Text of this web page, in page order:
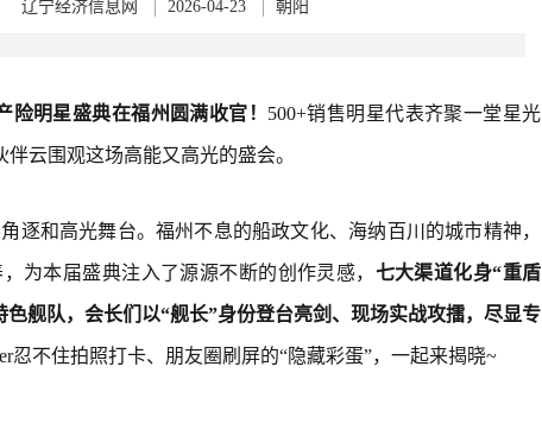
辽宁经济信息网 2026-04-23 朝阳
险明星盛典在福州圆满收官！ 500+销售明星代表齐聚一堂星光
云围观这场高能又高光的盛会。
逐和高光舞台。福州不息的船政文化、海纳百川的城市精神，
为本届盛典注入了源源不断的创作灵感， 七大渠道化身“重盾
色舰队，会长们以“舰长”身份登台亮剑、现场实战攻擂，尽显专
忍不住拍照打卡、朋友圈刷屏的“隐藏彩蛋”，一起来揭晓~